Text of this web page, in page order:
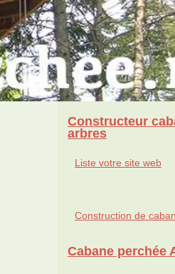
Constructeur
arbres
Liste votre site web
Construction de
Cabane perchée